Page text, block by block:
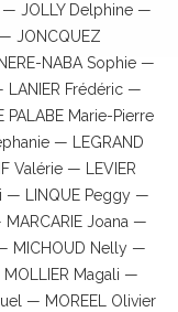
— JOLLY Delphine —
JONCQUEZ
NABA Sophie —
LANIER Frédéric —
PALABE Marie-Pierre
— LEGRAND
Valérie — LEVIER
— LINQUE Peggy —
Joana —
MICHOUD Nelly —
Magali —
— MOREEL Olivier